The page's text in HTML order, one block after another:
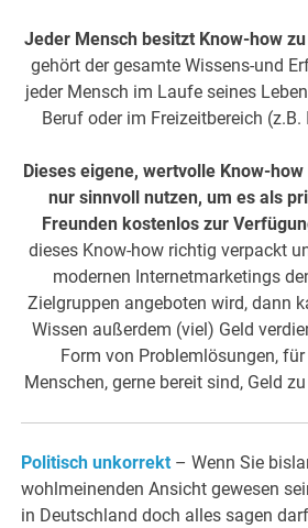
Jeder Mensch besitzt Know-how
gehört der gesamte Wissens-und
jeder Mensch im Laufe seines
Beruf oder im Freizeitbereich
Dieses eigene, wertvolle Know-
nur sinnvoll nutzen, um es als
Freunden kostenlos zur
dieses Know-how richtig verpackt
modernen Internetmarketings
Zielgruppen angeboten wird, dann
Wissen außerdem (viel) Geld
Form von Problemlösungen,
Menschen, gerne bereit sind, Geld
Politisch unkorrekt – Wenn Sie
wohlmeinenden Ansicht gewesen
in Deutschland doch alles sagen